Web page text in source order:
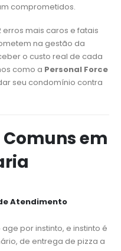
comprometidos.
erros mais caros e fatais
na gestão da
o custo real de cada
como a Personal Force
seu condomínio contra
Comuns em
Atendimento
por instinto, e instinto é
de entrega de pizza a